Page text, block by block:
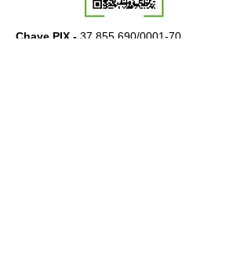
Chave PIX - 37.855.690/0001-70